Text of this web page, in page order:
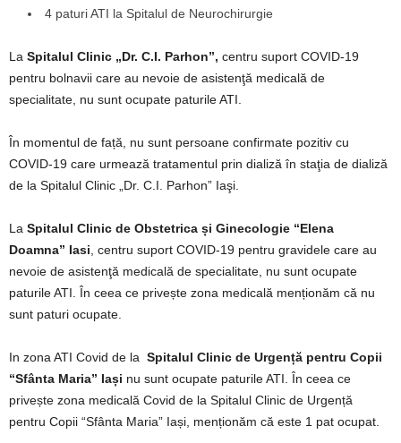
4 paturi ATI la Spitalul de Neurochirurgie
La Spitalul Clinic „Dr. C.I. Parhon”, centru suport COVID-19
pentru bolnavii care au nevoie de asistenţă medicală de
specialitate, nu sunt ocupate paturile ATI.
În momentul de față, nu sunt persoane confirmate pozitiv cu
COVID-19 care urmează tratamentul prin dializă în staţia de dializă
de la Spitalul Clinic „Dr. C.I. Parhon” Iaşi.
La Spitalul Clinic de Obstetrica și Ginecologie “Elena
Doamna” Iasi , centru suport COVID-19 pentru gravidele care au
nevoie de asistenţă medicală de specialitate, nu sunt ocupate
paturile ATI. În ceea ce privește zona medicală menționăm că nu
sunt paturi ocupate.
In zona ATI Covid de la Spitalul Clinic de Urgență pentru Copii
“Sfânta Maria” Iași nu sunt ocupate paturile ATI. În ceea ce
privește zona medicală Covid de la Spitalul Clinic de Urgență
pentru Copii “Sfânta Maria” Iași, menționăm că este 1 pat ocupat.